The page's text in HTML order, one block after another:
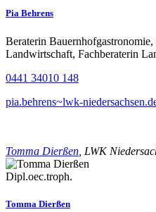
Pia Behrens
Beraterin
Landwirtschaft, Fachberaterin
0441 34010 148
pia.behrens~lwk-
Tomma Dierßen , LWK
Dipl.oec.troph.
Tomma Dierßen